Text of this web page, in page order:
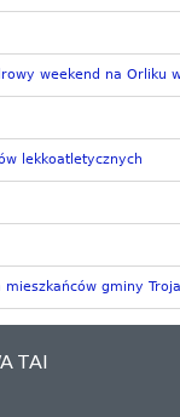
weekend na Orliku
lekkoatletycznych
gminy
TAI